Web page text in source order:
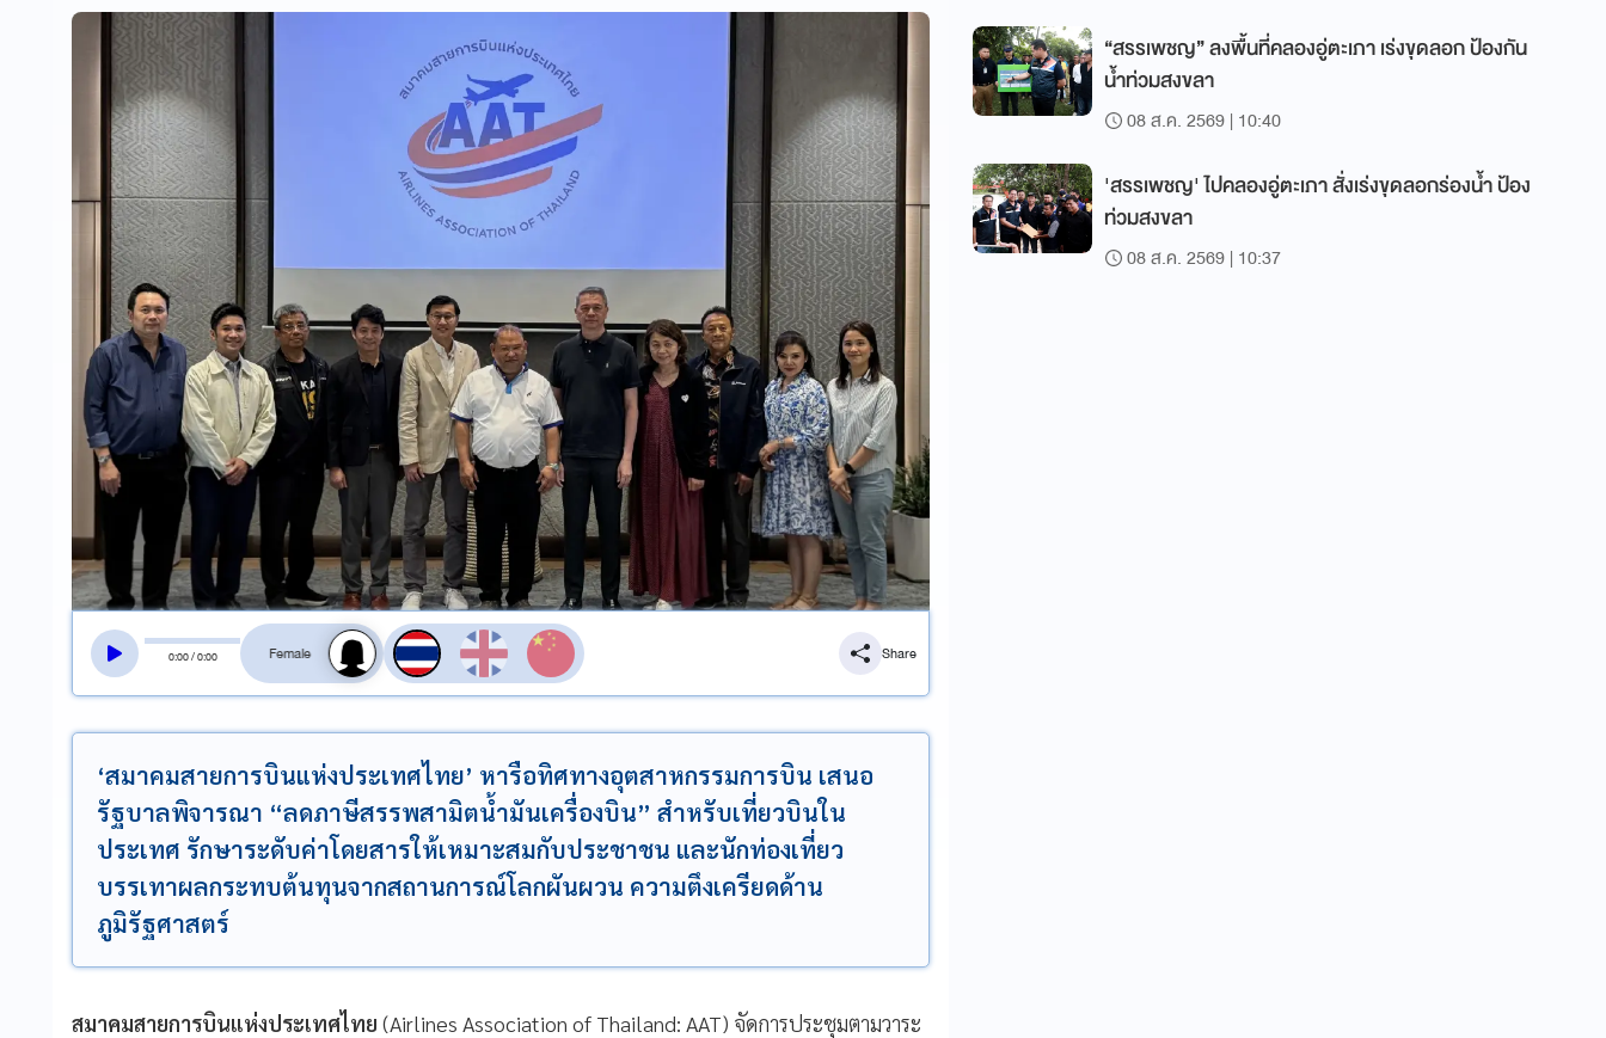
0:00/0:00
สลับเสียงอ่าน
Share
‘สมาคมสายการบินแห่งประเทศไทย’ หารือทิศทางอุตสาหกรรมการบิน เสนอ
รัฐบาลพิจารณา “ลดภาษีสรรพสามิตน้ำมันเครื่องบิน” สำหรับเที่ยวบินใน
ประเทศ รักษาระดับค่าโดยสารให้เหมาะสมกับประชาชน และนักท่องเที่ยว
บรรเทาผลกระทบต้นทุนจากสถานการณ์โลกผันผวน ความตึงเครียดด้าน
ภูมิรัฐศาสตร์
สมาคมสายการบินแห่งประเทศไทย (Airlines Association of Thailand: AAT) จัดการประชุมตามวาระ
“สรรเพชญ” ลงพื้นที่คลองอู่ตะเภา เร่งขุดลอก ป้องกัน
น้ำท่วมสงขลา
08 ส.ค. 2569 | 10:40
'สรรเพชญ' ไปคลองอู่ตะเภา สั่งเร่งขุดลอกร่องน้ำ ป้อง
ท่วมสงขลา
08 ส.ค. 2569 | 10:37